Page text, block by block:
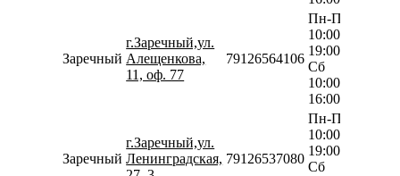
Заречный
г.Заречный,ул.
Алещенкова,
11, оф. 77
79126564106
Пн-Пт
10:00-
19:00
Сб
10:00-
16:00
Заречный
г.Заречный,ул.
Ленинградская, 79126537080
Пн-Пт
10:00-
19:00
Сб